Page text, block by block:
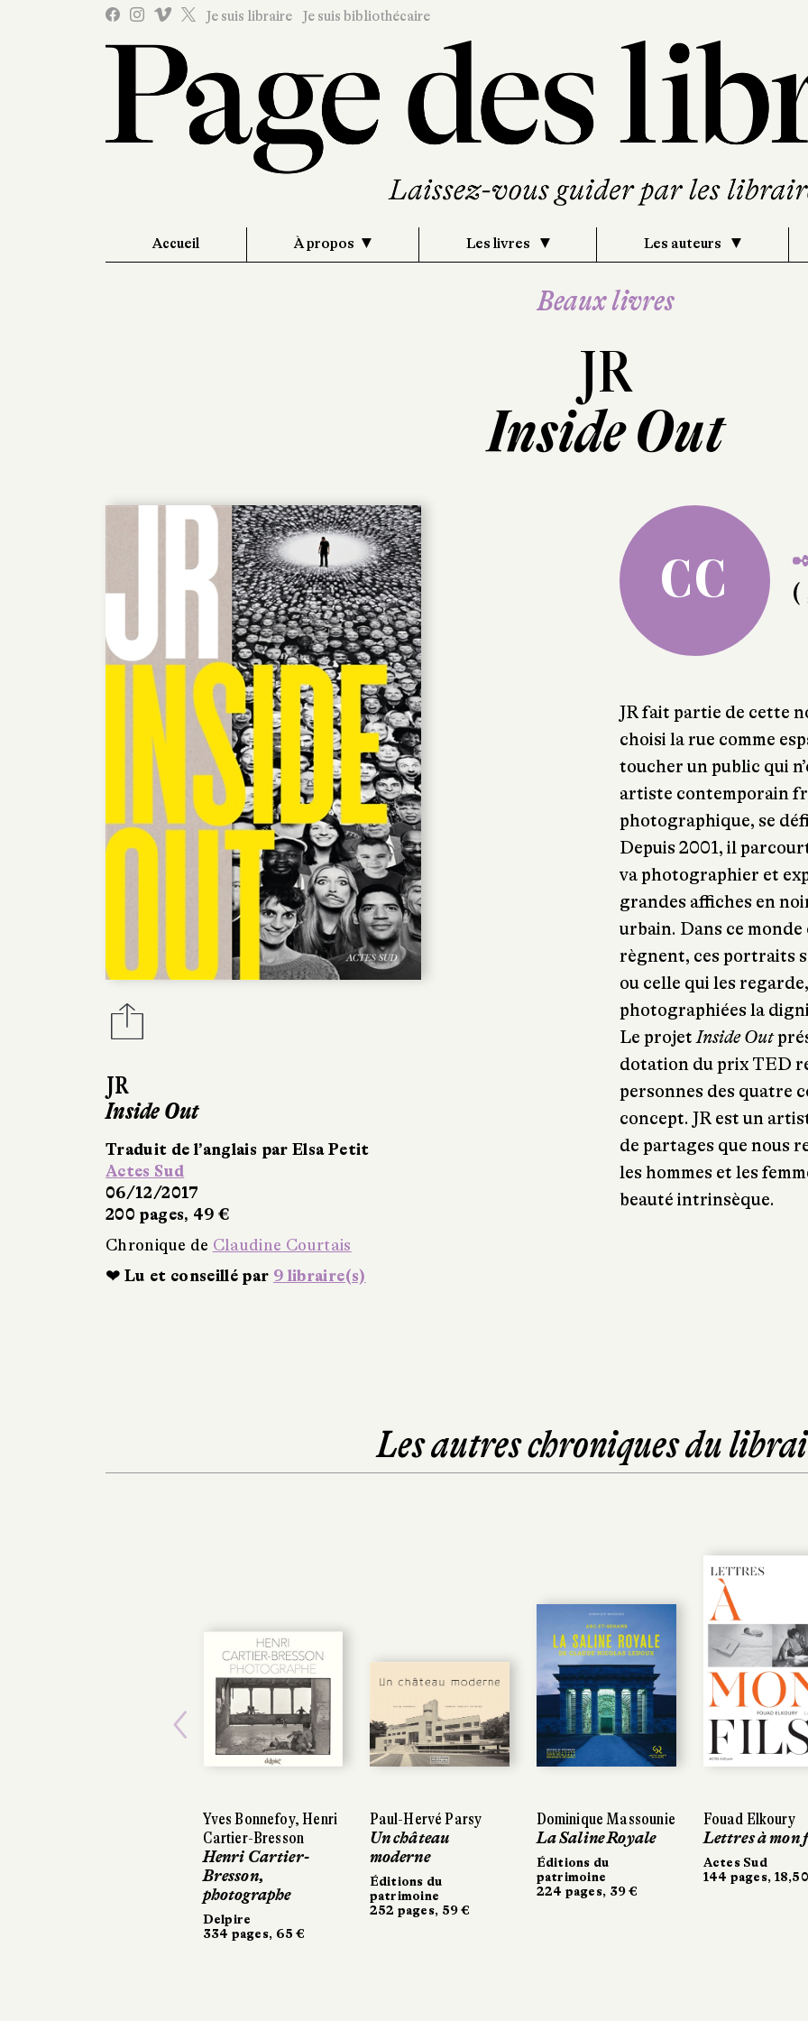
Je suis libraire Je suis bibliothécaire
Accueil À propos Les livres Les auteurs
Beaux livres
JR
Inside Out
JR
Inside Out
Traduit de l’anglais par Elsa Petit
Actes Sud
06/12/2017
200 pages, 49 €
Chronique de Claudine Courtais
❤ Lu et conseillé par 9 libraire(s)
CC
(
JR fait partie de cette
choisi la rue comme
toucher un public qui
artiste contemporain
photographique, se
Depuis 2001, il
va photographier et
grandes affiches en
urbain. Dans ce
règnent, ces portraits
ou celle qui les
photographiées la
Le projetInside Out
dotation du prix TED
personnes des quatre
concept. JR est un
de partages que nous
les hommes et les
beauté intrinsèque.
Les autres chroniques du
Yves Bonnefoy, Henri
Cartier-Bresson
Henri Cartier-
Bresson,
photographe
Delpire
334 pages, 65 €
Paul-Hervé Parsy
Un château
moderne
Éditions du
patrimoine
252 pages, 59 €
Dominique Massounie
La Saline Royale
Éditions du
patrimoine
224 pages, 39 €
Fouad Elkoury
Lettres à mon
Actes Sud
144 pages,
Previous